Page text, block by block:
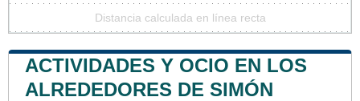
Distancia calculada en línea recta
ACTIVIDADES Y OCIO EN LOS
ALREDEDORES DE SIMÓN